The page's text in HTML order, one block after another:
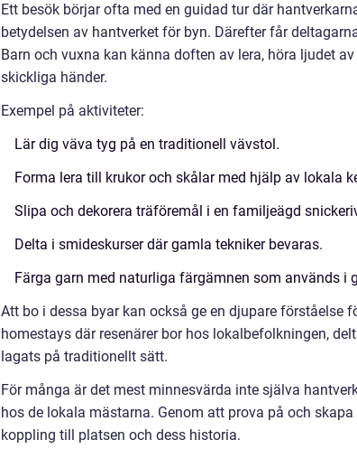
Ett besök börjar ofta med en guidad tur där
betydelsen av hantverket för byn. Därefter får
Barn och vuxna kan känna doften av lera, höra ljudet
skickliga händer.
Exempel på aktiviteter:
Lär dig väva tyg på en traditionell vävstol.
Forma lera till krukor och skålar med hjälp av lokala
Slipa och dekorera träföremål i en familjeägd
Delta i smideskurser där gamla tekniker bevaras.
Färga garn med naturliga färgämnen som används i
Att bo i dessa byar kan också ge en djupare förståelse
homestays där resenärer bor hos lokalbefolkningen,
lagats på traditionellt sätt.
För många är det mest minnesvärda inte själva
hos de lokala mästarna. Genom att prova på och
koppling till platsen och dess historia.